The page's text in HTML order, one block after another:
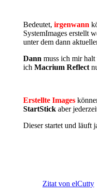
Bedeutet, irgenwann
SystemImages erstellt
unter dem dann
Dann muss ich mir halt
ich Macrium Reflect
Erstellte Images
StartStick aber
Dieser startet und läuft
Zitat von elCutty